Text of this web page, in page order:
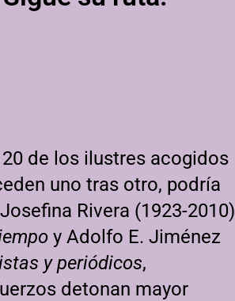
de los ilustres acogidos
uno tras otro, podría
Rivera (1923-2010)
y Adolfo E. Jiménez
y periódicos,
detonan mayor